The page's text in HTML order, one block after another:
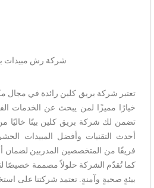
شركة رش مبيدات
تعتبر شركة بريق كلين رائدة في مجال
خيارًا مميزًا لمن يبحث عن الخدمات
تضمن لك شركة بريق كلين بيتًا خاليًا
أحدث التقنيات وأفضل المبيدات
فريقًا من المتخصصين المدربين لضمان
كما تُقدّم الشركة حلولاً مصممة خصيصًا
بيئةٍ صحيةٍ وآمنةٍ. تعتمد شركتنا على